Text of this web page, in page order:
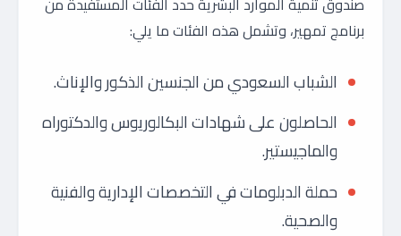
برنامج تمهير، وتشمل هذه الفئات ما يلي:
الشباب السعودي من الجنسين الذكور والإناث.
الحاصلون على شهادات البكالوريوس والدكتوراه
والماجيستير.
حملة الدبلومات في التخصصات الإدارية والفنية
والصحية.